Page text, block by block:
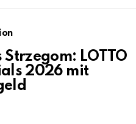
LOTTO
2026 mit